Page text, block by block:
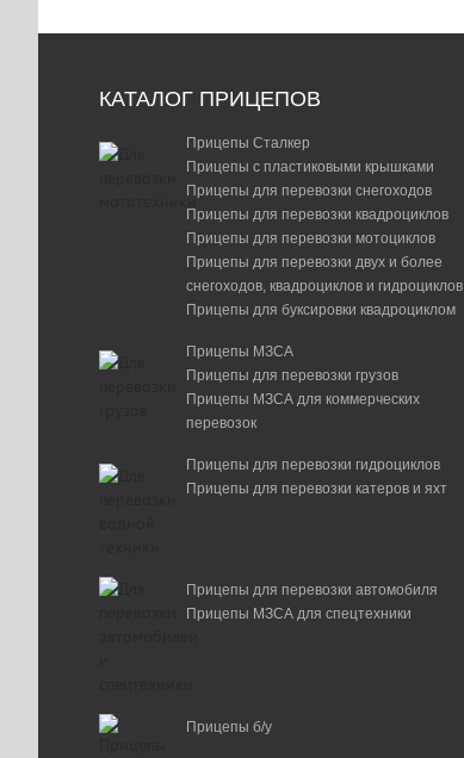
КАТАЛОГ ПРИЦЕПОВ
Прицепы Сталкер
Прицепы с пластиковыми крышками
Прицепы для перевозки снегоходов
Прицепы для перевозки квадроциклов
Прицепы для перевозки мотоциклов
Прицепы для перевозки двух и более
снегоходов, квадроциклов и гидроциклов
Прицепы для буксировки квадроциклом
Прицепы МЗСА
Прицепы для перевозки грузов
Прицепы МЗСА для коммерческих
перевозок
Прицепы для перевозки гидроциклов
Прицепы для перевозки катеров и яхт
Прицепы для перевозки автомобиля
Прицепы МЗСА для спецтехники
Прицепы б/у